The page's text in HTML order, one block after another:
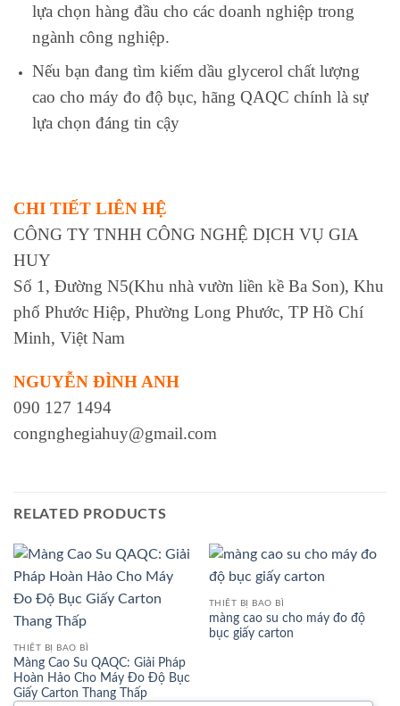
lựa chọn hàng đầu cho các doanh nghiệp trong
ngành công nghiệp.
Nếu bạn đang tìm kiếm dầu glycerol chất lượng
cao cho máy đo độ bục, hãng QAQC chính là sự
lựa chọn đáng tin cậy
CHI TIẾT LIÊN HỆ
CÔNG TY TNHH CÔNG NGHỆ DỊCH VỤ GIA
HUY
Số 1, Đường N5(Khu nhà vườn liền kề Ba Son), Khu
phố Phước Hiệp, Phường Long Phước, TP Hồ Chí
Minh, Việt Nam
NGUYỄN ĐÌNH ANH
090 127 1494
congnghegiahuy@gmail.com
RELATED PRODUCTS
THIẾT BỊ BAO BÌ
Màng Cao Su QAQC: Giải Pháp
Hoàn Hảo Cho Máy Đo Độ Bục
Giấy Carton Thang Thấp
THIẾT BỊ BAO BÌ
màng cao su cho máy đo độ
bục giấy carton